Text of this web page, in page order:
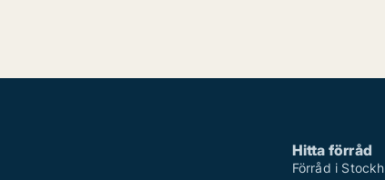
Hitta förråd
Förråd i